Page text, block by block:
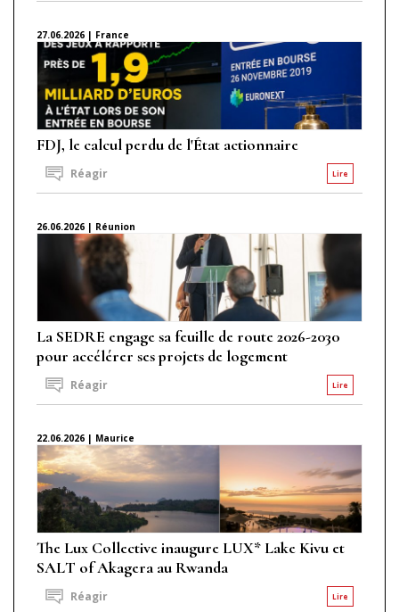
27.06.2026 | France
FDJ, le calcul perdu de l'État actionnaire
Lire
Réagir
26.06.2026 | Réunion
La SEDRE engage sa feuille de route 2026-2030
pour accélérer ses projets de logement
Lire
Réagir
22.06.2026 | Maurice
The Lux Collective inaugure LUX* Lake Kivu et
SALT of Akagera au Rwanda
Lire
Réagir